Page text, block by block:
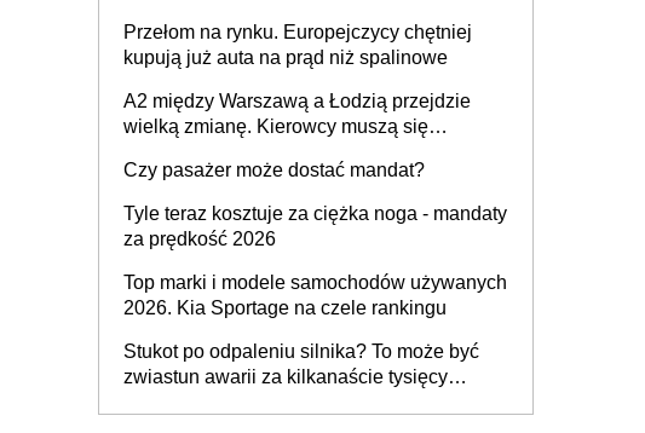
Przełom na rynku. Europejczycy chętniej
kupują już auta na prąd niż spalinowe
A2 między Warszawą a Łodzią przejdzie
wielką zmianę. Kierowcy muszą się
Czy pasażer może dostać mandat?
Tyle teraz kosztuje za ciężka noga - mandaty
za prędkość 2026
Top marki i modele samochodów używanych
2026. Kia Sportage na czele rankingu
Stukot po odpaleniu silnika? To może być
zwiastun awarii za kilkanaście tysięcy